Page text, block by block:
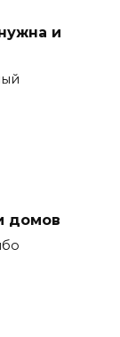
и
домов